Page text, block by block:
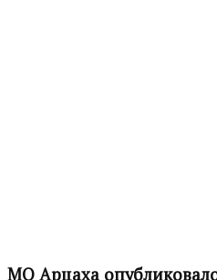
МО Арцаха